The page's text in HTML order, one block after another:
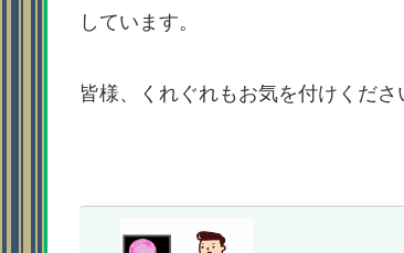
しています。
皆様、くれぐれもお気を付けくださ